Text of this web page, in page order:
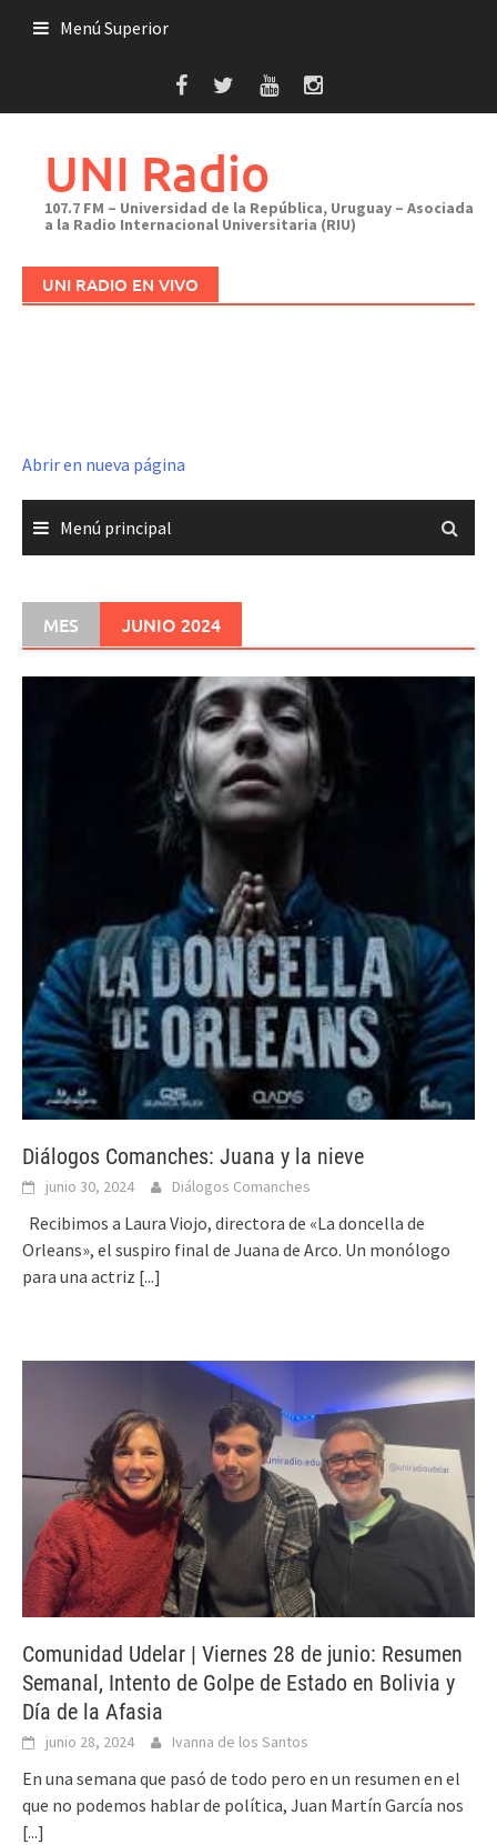
Menú Superior
UNI Radio
107.7 FM – Universidad de la República, Uruguay – Asociada
a la Radio Internacional Universitaria (RIU)
UNI RADIO EN VIVO
Abrir en nueva página
Menú principal
MES JUNIO 2024
Diálogos Comanches: Juana y la nieve
junio 30, 2024 Diálogos Comanches
Recibimos a Laura Viojo, directora de «La doncella de
Orleans», el suspiro final de Juana de Arco. Un monólogo
para una actriz [...]
Comunidad Udelar | Viernes 28 de junio: Resumen
Semanal, Intento de Golpe de Estado en Bolivia y
Día de la Afasia
junio 28, 2024 Ivanna de los Santos
En una semana que pasó de todo pero en un resumen en el
que no podemos hablar de política, Juan Martín García nos
[...]